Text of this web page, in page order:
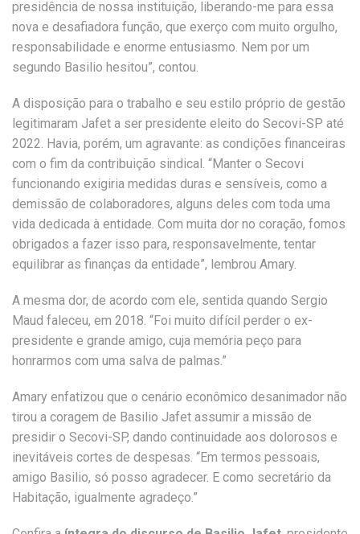
presidência de nossa instituição, liberando-me para essa
nova e desafiadora função, que exerço com muito orgulho,
responsabilidade e enorme entusiasmo. Nem por um
segundo Basilio hesitou”, contou.
A disposição para o trabalho e seu estilo próprio de gestão
legitimaram Jafet a ser presidente eleito do Secovi-SP até
2022. Havia, porém, um agravante: as condições financeiras
com o fim da contribuição sindical. “Manter o Secovi
funcionando exigiria medidas duras e sensíveis, como a
demissão de colaboradores, alguns deles com toda uma
vida dedicada à entidade. Com muita dor no coração, fomos
obrigados a fazer isso para, responsavelmente, tentar
equilibrar as finanças da entidade”, lembrou Amary.
A mesma dor, de acordo com ele, sentida quando Sergio
Maud faleceu, em 2018. “Foi muito difícil perder o ex-
presidente e grande amigo, cuja memória peço para
honrarmos com uma salva de palmas.”
Amary enfatizou que o cenário econômico desanimador não
tirou a coragem de Basilio Jafet assumir a missão de
presidir o Secovi-SP, dando continuidade aos dolorosos e
inevitáveis cortes de despesas. “Em termos pessoais,
amigo Basilio, só posso agradecer. E como secretário da
Habitação, igualmente agradeço.”